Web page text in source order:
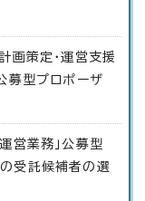
画策定・運営支援
募型プロポーザ
営業務」公募型
受託候補者の選